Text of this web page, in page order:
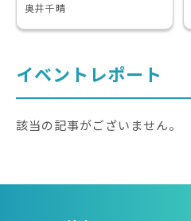
奥井千晴
イベントレポート
該当の記事がございません。